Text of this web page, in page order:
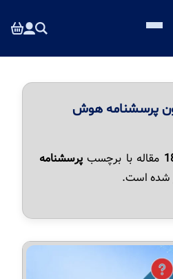
پرسشنامه هوش
مقاله با برچسب پرسشنامه
شده است.